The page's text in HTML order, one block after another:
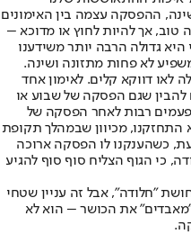
ההפסקה עצמה בין האימונים
טוב, אך להיות לחוץ או מדוכא –
גדולה הרבה יותר משידענו
לא פחות מתזונה ושינה.
לאו דווקא קלים. לאימון אחד
להבין שגם הפסקה של שבוע או
רבות לאחר הפסקה של
התחזקנו, מכיוון שבמהלך תקופת
כשהענקנו לו הפסקה ארוכה
כי הגוף הצליח סוף סוף להגיע
"חלודה", אבל זה עניין שטחי
את הכושר – הוא לא